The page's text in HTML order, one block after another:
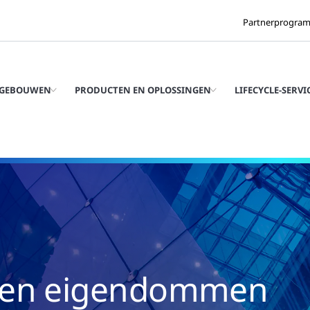
PRODUCTEN EN OPLOSSINGEN LIFECYCLE-
eigendommen